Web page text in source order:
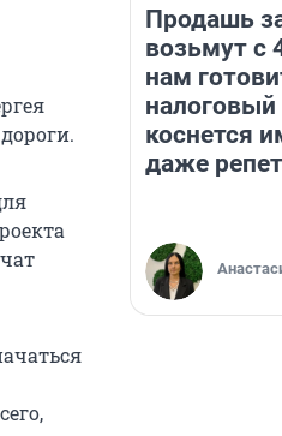
Продашь
возьмут с
нам
коснется
даже